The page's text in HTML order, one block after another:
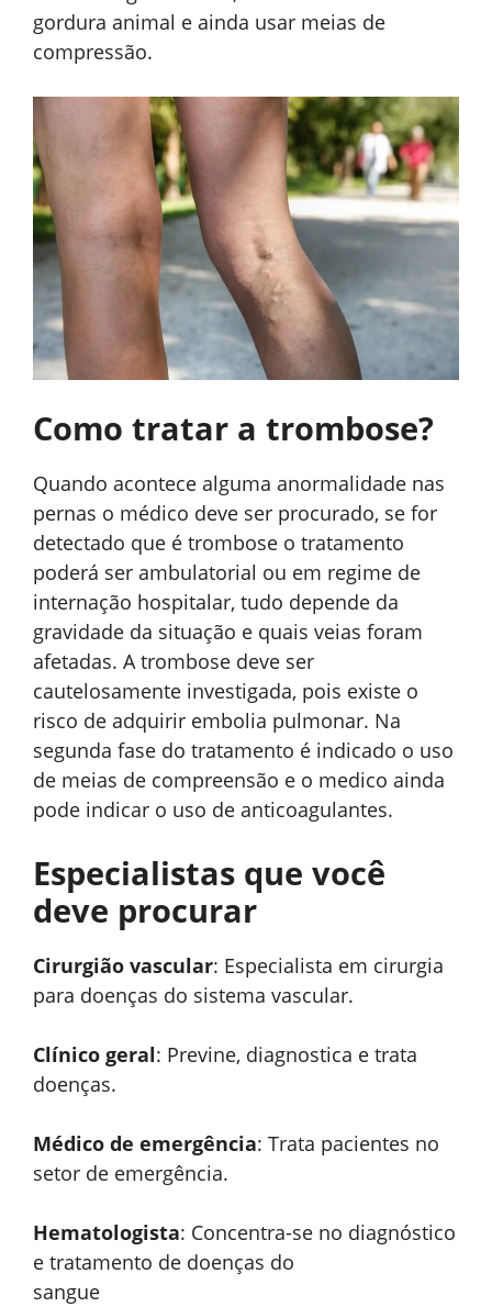
gordura animal e ainda usar meias de
compressão.
Como tratar a trombose?
Quando acontece alguma anormalidade nas
pernas o médico deve ser procurado, se for
detectado que é trombose o tratamento
poderá ser ambulatorial ou em regime de
internação hospitalar, tudo depende da
gravidade da situação e quais veias foram
afetadas. A trombose deve ser
cautelosamente investigada, pois existe o
risco de adquirir embolia pulmonar. Na
segunda fase do tratamento é indicado o uso
de meias de compreensão e o medico ainda
pode indicar o uso de anticoagulantes.
Especialistas que você
deve procurar
Cirurgião vascular: Especialista em cirurgia
para doenças do sistema vascular.
Clínico geral: Previne, diagnostica e trata
doenças.
Médico de emergência: Trata pacientes no
setor de emergência.
Hematologista: Concentra-se no diagnóstico
e tratamento de doenças do
sangue